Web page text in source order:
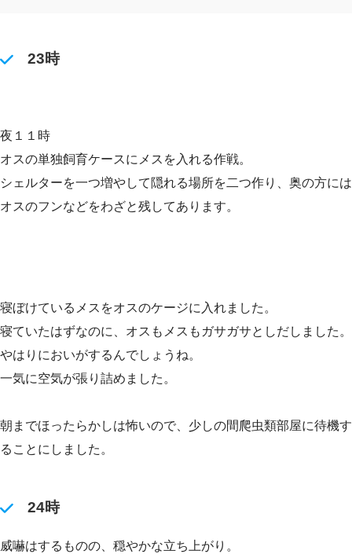
23時
夜１１時
オスの単独飼育ケースにメスを入れる作戦。
シェルターを一つ増やして隠れる場所を二つ作り、奥の方には
オスのフンなどをわざと残してあります。
寝ぼけているメスをオスのケージに入れました。
寝ていたはずなのに、オスもメスもガサガサとしだしました。
やはりにおいがするんでしょうね。
一気に空気が張り詰めました。
朝までほったらかしは怖いので、少しの間爬虫類部屋に待機す
ることにしました。
24時
威嚇はするものの、穏やかな立ち上がり。